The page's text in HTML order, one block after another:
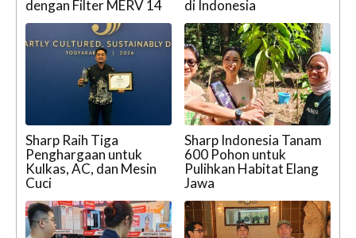
dengan Filter MERV 14
di Indonesia
Sharp Raih Tiga
Penghargaan untuk
Kulkas, AC, dan Mesin
Cuci
Sharp Indonesia Tanam
600 Pohon untuk
Pulihkan Habitat Elang
Jawa